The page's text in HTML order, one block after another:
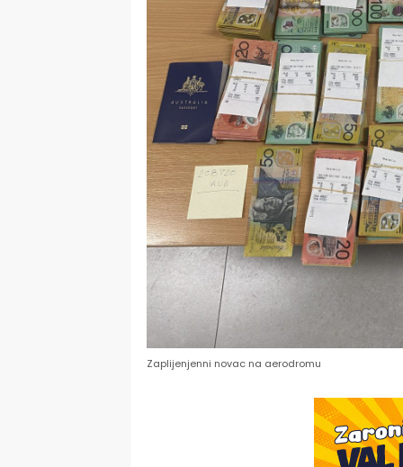
Zaplijenjenni novac na aerodromu